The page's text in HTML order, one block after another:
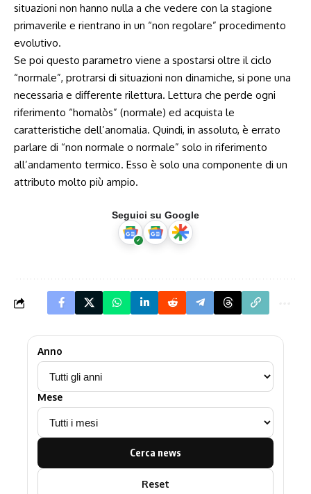
situazioni non hanno nulla a che vedere con la stagione
primaverile e rientrano in un “non regolare” procedimento
evolutivo.
Se poi questo parametro viene a spostarsi oltre il ciclo
“normale”, protrarsi di situazioni non dinamiche, si pone una
necessaria e differente rilettura. Lettura che perde ogni
riferimento “homalòs” (normale) ed acquista le
caratteristiche dell’anomalia. Quindi, in assoluto, è errato
parlare di “non normale o normale” solo in riferimento
all’andamento termico. Esso è solo una componente di un
attributo molto più ampio.
Seguici su Google
Anno
Mese
Cerca news
Reset